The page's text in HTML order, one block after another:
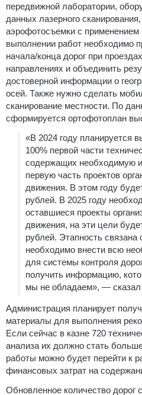
передвижной лаборатории,
данных лазерного
аэрофотосъемки с применением
выполнении работ необходимо
начала/конца дорог при
направлениях и объединить
достоверной информации о
осей. Также нужно сделать
сканирование местности. По
сформируется ортофотоплан
«В 2024 году планируется
100% первой части
содержащих необходимую
первую часть проектов
движения. В этом году
рублей. В 2025 году
оставшиеся проекты
движения, на эти цели
рублей. Этапность связана
необходимо внести всю
для системы контроля
получить информацию,
мы не обладаем», —
Администрация планирует
материалы для выполнения
Если сейчас в казне 720
анализа их должно стать
работы можно будет перейти к
финансовых затрат на
Обновленное количество дорог